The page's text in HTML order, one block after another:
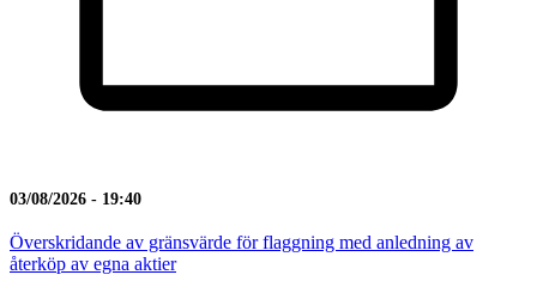
03/08/2026 - 19:40
Överskridande av gränsvärde för flaggning med anledning av
återköp av egna aktier